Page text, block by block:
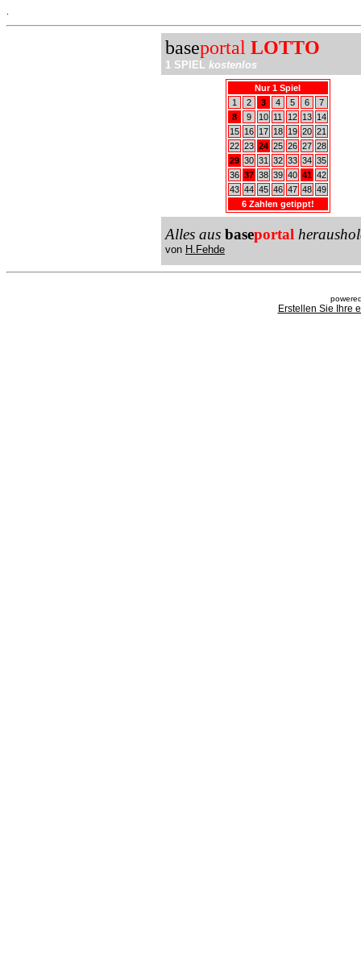
baseportal LOTTO
1 SPIEL kostenlos
Nur 1 Spiel
1
2 3 4 5 6
7
8
9 10 11 12 13
14
15
16 17 18 19 20 21
22 23 24 25 26 27 28
29 30 31 32 33 34 35
36 37 38 39 40 41 42
43 44 45 46 47 48 49
6 Zahlen getippt!
Alles aus baseportal
von H.Fehde
Erstellen Sie Ihre